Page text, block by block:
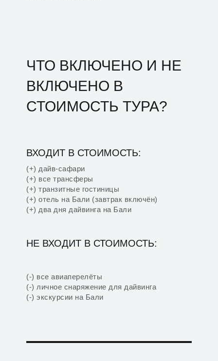
(-) все авиаперелёты
(-) личное снаряжение для дайвинга
(-) экскурсии на Бали
(+) дайв-сафари
(+) все трансферы
(+) транзитные гостиницы
(+) отель на Бали (завтрак включён)
(+) два дня дайвинга на Бали
ЧТО ВКЛЮЧЕНО И НЕ
ВКЛЮЧЕНО В
СТОИМОСТЬ ТУРА?
ВХОДИТ В СТОИМОСТЬ:
НЕ ВХОДИТ В СТОИМОСТЬ: